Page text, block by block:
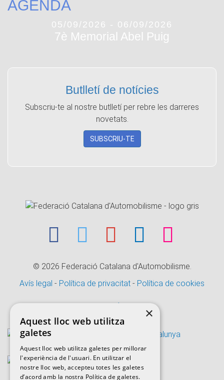
AGENDA
05/09/2026 - 06/09/2026
7è Memorial Abel Puig
Butlletí de notícies
Subscriu-te al nostre butlletí per rebre les darreres
novetats.
SUBSCRIU-TE
© 2026 Federació Catalana d'Automobilisme.
Avís legal - Política de privacitat - Política de cookies
×
Aquest lloc web utilitza
galetes
Aquest lloc web utilitza galetes per millorar
l'experiència de l'usuari. En utilitzar el
nostre lloc web, accepteu totes les galetes
d’acord amb la nostra Política de galetes.